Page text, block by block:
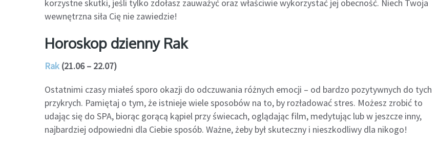
korzystne skutki, jeśli tylko zdołasz zauważyć oraz właściwie wykorzystać jej obecność. Niech Twoja
wewnętrzna siła Cię nie zawiedzie!
Horoskop dzienny Rak
Rak (21.06 – 22.07)
Ostatnimi czasy miałeś sporo okazji do odczuwania różnych emocji – od bardzo pozytywnych do tych
przykrych. Pamiętaj o tym, że istnieje wiele sposobów na to, by rozładować stres. Możesz zrobić to
udając się do SPA, biorąc gorącą kąpiel przy świecach, oglądając film, medytując lub w jeszcze inny,
najbardziej odpowiedni dla Ciebie sposób. Ważne, żeby był skuteczny i nieszkodliwy dla nikogo!